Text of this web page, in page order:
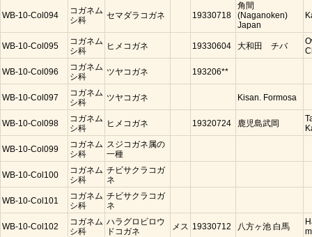
WB-10-Col094
コガネム
シ科
セマダラコガネ 19330718
角間
(Naganoken)
Japan
WB-10-Col095
コガネム
シ科
ヒメコガネ 19330604 大和田 チバ
WB-10-Col096
コガネム
シ科
ツヤコガネ 193206**
WB-10-Col097
コガネム
シ科
ツヤコガネ Kisan. Formosa
WB-10-Col098
コガネム
シ科
ヒメコガネ 19320724 鹿児島武岡
WB-10-Col099
コガネム
シ科
スジコガネ属の
一種
WB-10-Col100
コガネム
シ科
チビサクラコガ
ネ
WB-10-Col101
コガネム
シ科
チビサクラコガ
ネ
WB-10-Col102
コガネム
シ科
ハラグロビロウ
ドコガネ
メス 19330712 八方ヶ池 白馬